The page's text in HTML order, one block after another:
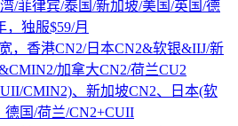
/菲律宾/泰国/新加坡/美国/英国/德
，独服$59/月
，香港CN2/日本CN2&软银&IIJ/新
加拿大CN2/荷兰CU2
CMIN2)、新加坡CN2、日本(软
国/荷兰/CN2+CUII